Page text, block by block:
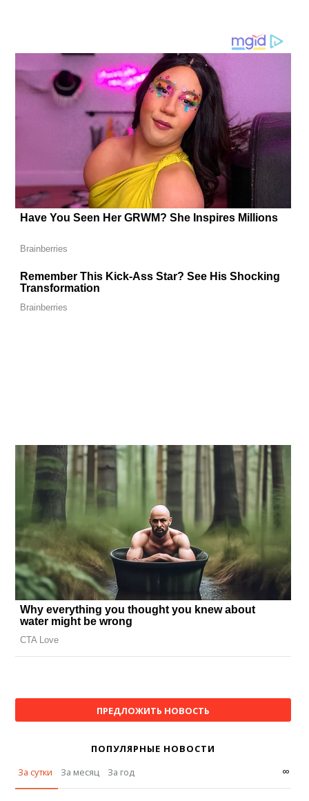
ПРЕДЛОЖИТЬ НОВОСТЬ
ПОПУЛЯРНЫЕ НОВОСТИ
За сутки
За месяц За год ∞